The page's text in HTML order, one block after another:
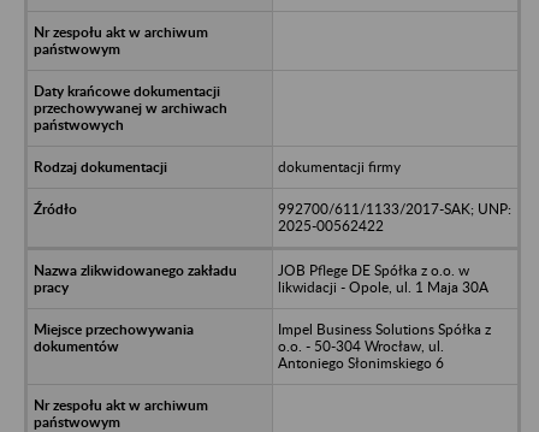
dokumentacji firmy
992700/611/1133/2017-SAK; UNP:
2025-00562422
JOB Pflege DE Spółka z o.o. w
likwidacji - Opole, ul. 1 Maja 30A
Impel Business Solutions Spółka z
o.o. - 50-304 Wrocław, ul.
Antoniego Słonimskiego 6